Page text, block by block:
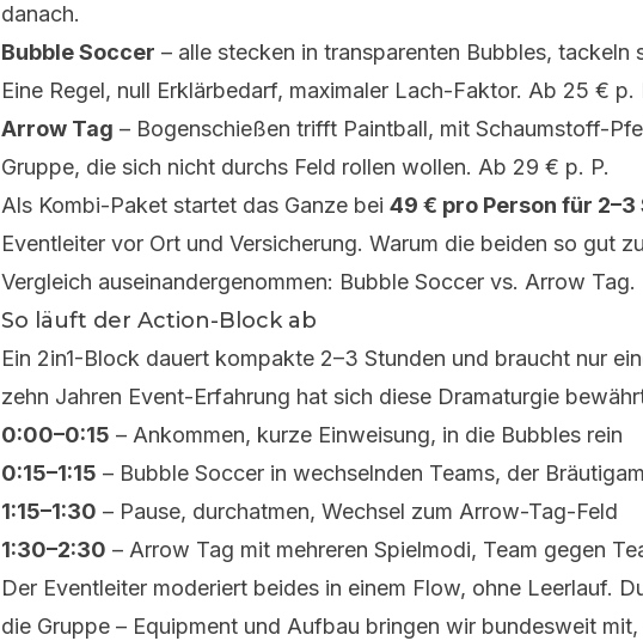
danach.
Bubble Soccer – alle stecken in transparenten Bubbles, tackeln
Eine Regel, null Erklärbedarf, maximaler Lach-Faktor. Ab 25 € p.
Arrow Tag – Bogenschießen trifft Paintball, mit Schaumstoff-
Gruppe, die sich nicht durchs Feld rollen wollen. Ab 29 € p. P.
Als Kombi-Paket startet das Ganze bei 49 € pro Person für 2–3
Eventleiter vor Ort und Versicherung. Warum die beiden so gut
Vergleich auseinandergenommen: Bubble Soccer vs. Arrow Tag.
So läuft der Action-Block ab
Ein 2in1-Block dauert kompakte 2–3 Stunden und braucht nur
zehn Jahren Event-Erfahrung hat sich diese Dramaturgie
0:00–0:15 – Ankommen, kurze Einweisung, in die Bubbles rein
0:15–1:15 – Bubble Soccer in wechselnden Teams, der
1:15–1:30 – Pause, durchatmen, Wechsel zum Arrow-Tag-Feld
1:30–2:30 – Arrow Tag mit mehreren Spielmodi, Team gegen
Der Eventleiter moderiert beides in einem Flow, ohne Leerlauf.
die Gruppe – Equipment und Aufbau bringen wir bundesweit